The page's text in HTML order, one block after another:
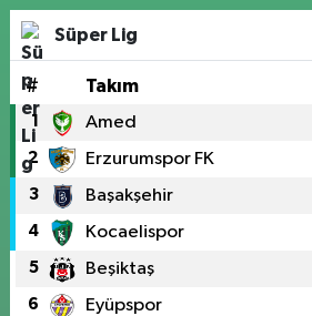
Süper Lig
# Takım
1 Amed
2 Erzurumspor FK
3 Başakşehir
4 Kocaelispor
5 Beşiktaş
6 Eyüpspor